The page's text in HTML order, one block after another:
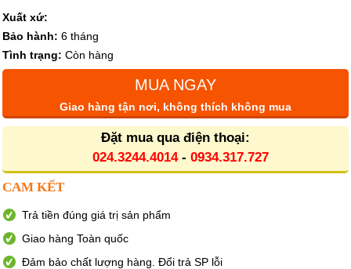
Xuất xứ:
Bảo hành: 6 tháng
Tình trạng: Còn hàng
MUA NGAY
Giao hàng tận nơi, không thích không mua
Đặt mua qua điện thoại:
024.3244.4014- 0934.317.727
CAM KẾT
Trả tiền đúng giá trị sản phẩm
Giao hàng Toàn quốc
Đảm bảo chất lượng hàng. Đổi trả SP lỗi